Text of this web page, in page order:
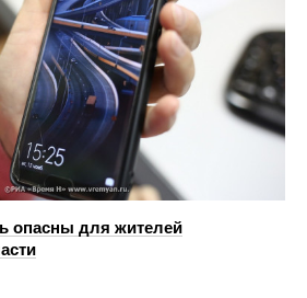
опасны для жителей